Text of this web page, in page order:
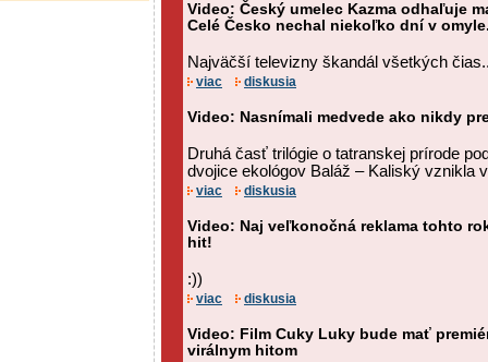
Video: Český umelec Kazma odhaľuje
Celé Česko nechal niekoľko dní v
Najväčší televizny škandál všetkých
viac diskusia
Video: Nasnímali medvede ako nikdy
Druhá časť trilógie o tatranskej prírode
dvojice ekológov Baláž – Kaliský vznikla
viac diskusia
Video: Naj veľkonočná reklama tohto
hit!
:))
viac diskusia
Video: Film Cuky Luky bude mať
virálnym hitom